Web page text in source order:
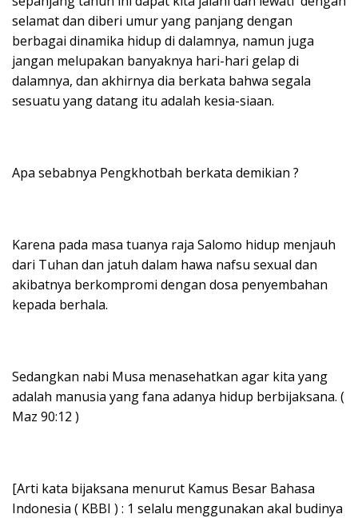
selamat dan diberi umur yang panjang dengan
berbagai dinamika hidup di dalamnya, namun juga
jangan melupakan banyaknya hari-hari gelap di
dalamnya, dan akhirnya dia berkata bahwa segala
sesuatu yang datang itu adalah kesia-siaan.
Apa sebabnya Pengkhotbah berkata demikian ?
Karena pada masa tuanya raja Salomo hidup menjauh
dari Tuhan dan jatuh dalam hawa nafsu sexual dan
akibatnya berkompromi dengan dosa penyembahan
kepada berhala.
Sedangkan nabi Musa menasehatkan agar kita yang
adalah manusia yang fana adanya hidup berbijaksana. (
Maz 90:12 )
[Arti kata bijaksana menurut Kamus Besar Bahasa
Indonesia ( KBBI ) : 1 selalu menggunakan akal budinya